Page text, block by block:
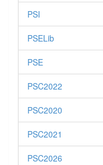
PSI
PSELib
PSE
PSC2022
PSC2020
PSC2021
PSC2026